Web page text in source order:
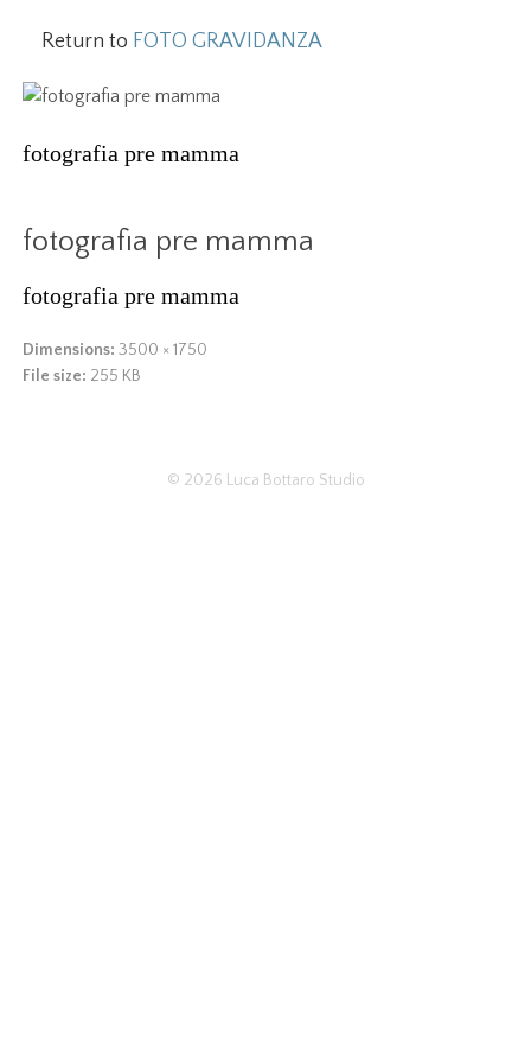
Return to FOTO GRAVIDANZA
fotografia pre mamma
fotografia pre mamma
fotografia pre mamma
Dimensions: 3500 × 1750
File size: 255 KB
© 2026 Luca Bottaro Studio